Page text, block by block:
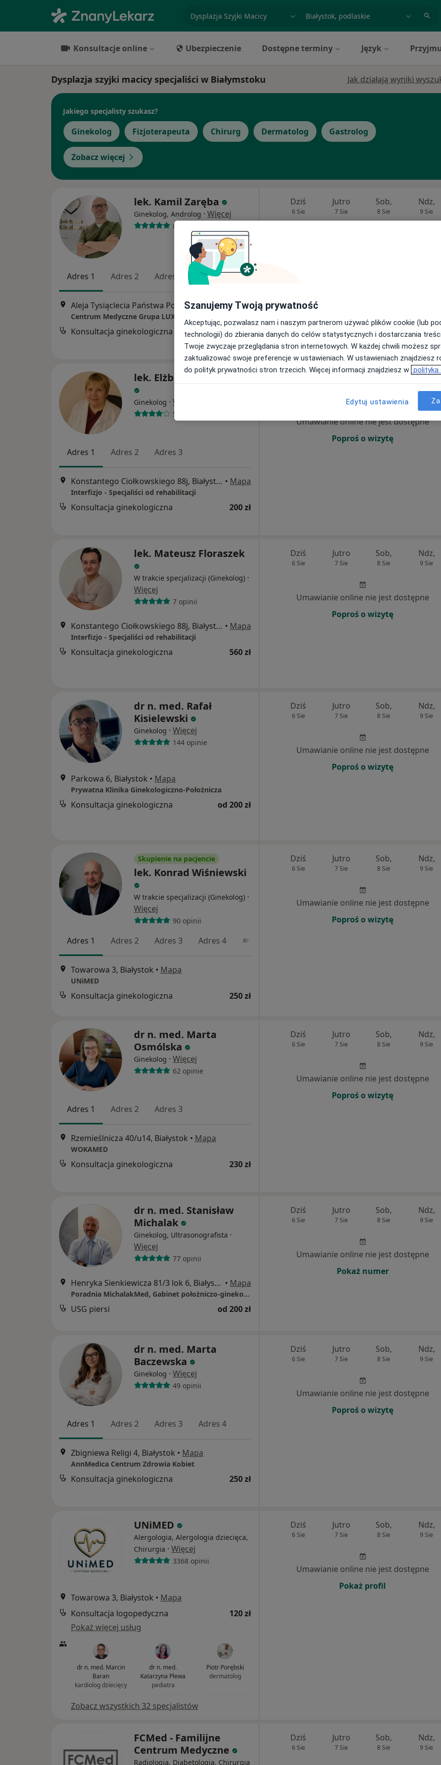
Konsultacje online Ubezpieczenie Dostępne terminy Język
Dysplazja szyjki macicy specjaliści w Białymstoku Jak działają wyniki
Jakiego specjalisty szukasz?
Ginekolog Fizjoterapeuta Chirurg Dermatolog Gastrolog
Zobacz więcej
lek. Kamil Zaręba
Ginekolog, Androlog · Więcej
83 opinie
Adres 1 Adres 2 Adres 3 Adres 4
Aleja Tysiąclecia Państwa Polskiego 10, Białystok •Mapa
Konsultacja ginekologiczna od 300 zł
Dziś
6 Sie
Jutro
7 Sie
Sob,
8 Sie
Ndz,
9 Sie
lek. Elżbieta Sadowska
Ginekolog · Więcej
51 opinii
Adres 1 Adres 2 Adres 3
Konstantego Ciołkowskiego 88j, Białystok • Mapa
Interfizjo - Specjaliści od rehabilitacji
Konsultacja ginekologiczna 200 zł
Sob, Ndz,
Umawianie online nie jest dostępne
Poproś o wizytę
lek. Mateusz Floraszek
W trakcie specjalizacji (Ginekolog) ·
Więcej
7 opinii
Konstantego Ciołkowskiego 88j, Białystok • Mapa
Interfizjo - Specjaliści od rehabilitacji
Konsultacja ginekologiczna 560 zł
Dziś
6 Sie
Jutro
7 Sie
Sob,
8 Sie
Ndz,
9 Sie
Umawianie online nie jest dostępne
Poproś o wizytę
dr n. med. Rafał
Kisielewski
Ginekolog · Więcej
144 opinie
Parkowa 6, Białystok • Mapa
Prywatna Klinika Ginekologiczno-Położnicza
Konsultacja ginekologiczna od 200 zł
Dziś
6 Sie
Jutro
7 Sie
Sob,
8 Sie
Ndz,
9 Sie
Umawianie online nie jest dostępne
Poproś o wizytę
Skupienie na pacjencie
lek. Konrad Wiśniewski
W trakcie specjalizacji (Ginekolog) ·
Więcej
90 opinii
Adres 1 Adres 2 Adres 3 Adres 4
Towarowa 3, Białystok • Mapa
UNiMED
Konsultacja ginekologiczna 250 zł
Dziś
6 Sie
Jutro
7 Sie
Sob,
8 Sie
Ndz,
9 Sie
Umawianie online nie jest dostępne
Poproś o wizytę
dr n. med. Marta
Osmólska
Ginekolog · Więcej
62 opinie
Adres 1 Adres 2 Adres 3
Rzemieślnicza 40/u14, Białystok • Mapa
WOKAMED
Konsultacja ginekologiczna 230 zł
Dziś
6 Sie
Jutro
7 Sie
Sob,
8 Sie
Ndz,
9 Sie
Umawianie online nie jest dostępne
Poproś o wizytę
dr n. med. Stanisław
Michalak
Ginekolog, Ultrasonografista ·
Więcej
77 opinii
Henryka Sienkiewicza 81/3 lok 6, Białystok • Mapa
Poradnia MichalakMed, Gabinet położniczo-ginekologiczny.
USG piersi od 200 zł
Dziś
6 Sie
Jutro
7 Sie
Sob,
8 Sie
Ndz,
9 Sie
Umawianie online nie jest dostępne
Pokaż numer
dr n. med. Marta
Baczewska
Ginekolog · Więcej
49 opinii
Adres 1 Adres 2 Adres 3 Adres 4
Zbigniewa Religi 4, Białystok • Mapa
AnnMedica Centrum Zdrowia Kobiet
Konsultacja ginekologiczna 250 zł
Dziś
6 Sie
Jutro
7 Sie
Sob,
8 Sie
Ndz,
9 Sie
Umawianie online nie jest dostępne
Poproś o wizytę
UNiMED
Alergologia, Alergologia dziecięca,
Chirurgia · Więcej
3368 opinii
Towarowa 3, Białystok • Mapa
Konsultacja logopedyczna
120 zł
Pokaż więcej usług
dr n. med. Marcin
Baran
kardiolog dziecięcy
dr n. med.
Katarzyna Plewa
pediatra
Piotr Porębski
dermatolog
Zobacz wszystkich 32 specjalistów
Dziś
6 Sie
Jutro
7 Sie
Sob,
8 Sie
Ndz,
9 Sie
Umawianie online nie jest dostępne
Pokaż profil
FCMed - Familijne
Centrum Medyczne
Radiologia, Diabetologia, Chirurgia
Dziś
6 Sie
Jutro
7 Sie
Sob,
8 Sie
Ndz,
9 Sie
Szanujemy Twoją prywatność
Akceptując, pozwalasz nam i naszym partnerom używać plików cookie (lub
technologii) do zbierania danych do celów statystycznych i dostarczania
Twoje zwyczaje przeglądania stron internetowych. W każdej chwili możesz
zaktualizować swoje preferencje w ustawieniach. W ustawieniach znajdziesz
do polityk prywatności stron trzecich. Więcej informacji znajdziesz w polityka
Edytuj ustawienia